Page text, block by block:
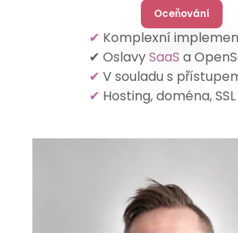
Oceňování
✔ Komplexní
✔ OslavySaaS a
✔ V souladu s
✔ Hosting, doména, SSL